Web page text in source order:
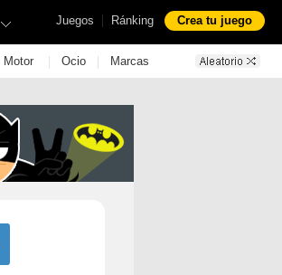
Juegos | Ránking Crea tu juego
Motor | Ocio | Marcas